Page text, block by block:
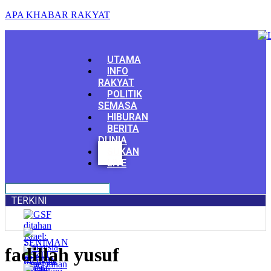
APA KHABAR RAKYAT
Menu
UTAMA
INFO
RAKYAT
POLITIK
SEMASA
HIBURAN
BERITA
DUNIA
SUKAN
LIVE
Facebook
Youtube
TERKINI
fadillah yusuf